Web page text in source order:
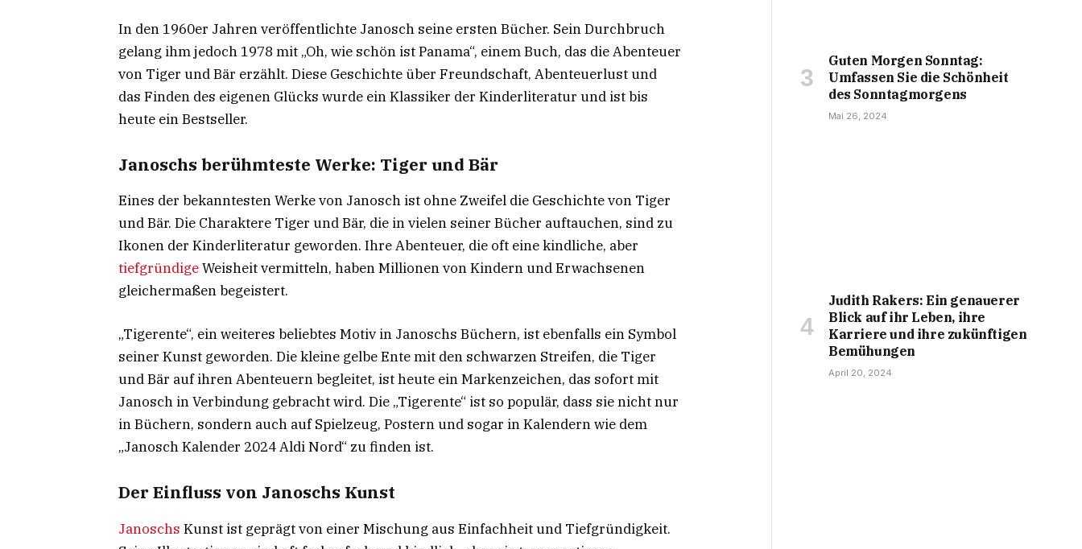
In den 1960er Jahren veröffentlichte Janosch seine ersten Bücher. Sein Durchbruch
gelang ihm jedoch 1978 mit „Oh, wie schön ist Panama“, einem Buch, das die Abenteuer
von Tiger und Bär erzählt. Diese Geschichte über Freundschaft, Abenteuerlust und
das Finden des eigenen Glücks wurde ein Klassiker der Kinderliteratur und ist bis
heute ein Bestseller.
Janoschs berühmteste Werke: Tiger und Bär
Eines der bekanntesten Werke von Janosch ist ohne Zweifel die Geschichte von Tiger
und Bär. Die Charaktere Tiger und Bär, die in vielen seiner Bücher auftauchen, sind zu
Ikonen der Kinderliteratur geworden. Ihre Abenteuer, die oft eine kindliche, aber
tiefgründigeWeisheit vermitteln, haben Millionen von Kindern und Erwachsenen
gleichermaßen begeistert.
„Tigerente“, ein weiteres beliebtes Motiv in Janoschs Büchern, ist ebenfalls ein Symbol
seiner Kunst geworden. Die kleine gelbe Ente mit den schwarzen Streifen, die Tiger
und Bär auf ihren Abenteuern begleitet, ist heute ein Markenzeichen, das sofort mit
Janosch in Verbindung gebracht wird. Die „Tigerente“ ist so populär, dass sie nicht nur
in Büchern, sondern auch auf Spielzeug, Postern und sogar in Kalendern wie dem
„Janosch Kalender 2024 Aldi Nord“ zu finden ist.
Der Einfluss von Janoschs Kunst
Janoschs Kunst ist geprägt von einer Mischung aus Einfachheit und Tiefgründigkeit.
Guten Morgen Sonntag:
Umfassen Sie die Schönheit
des Sonntagmorgens
Mai 26, 2024
Judith Rakers: Ein genauerer
Blick auf ihr Leben, ihre
Karriere und ihre zukünftigen
Bemühungen
April 20, 2024